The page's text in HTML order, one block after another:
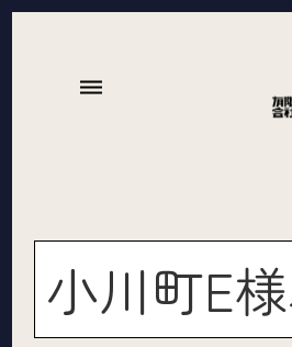
dehaze
小川町E